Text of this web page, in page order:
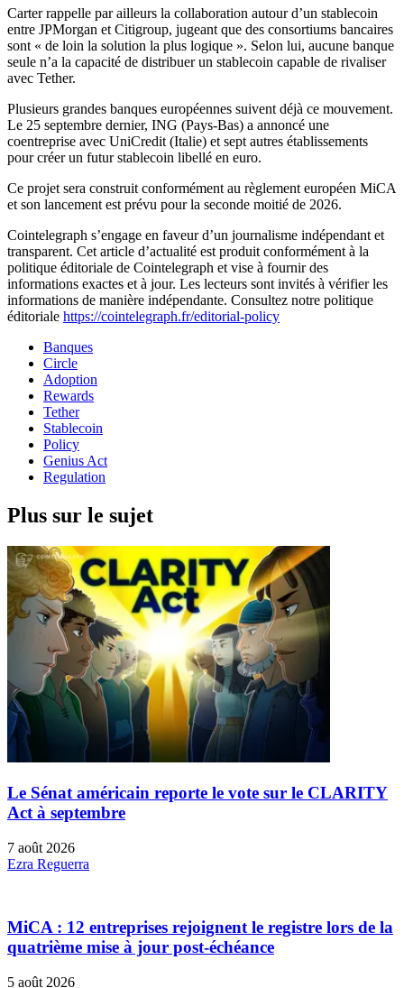
Carter rappelle par ailleurs la collaboration autour d’un stablecoin
entre JPMorgan et Citigroup, jugeant que des consortiums bancaires
sont « de loin la solution la plus logique ». Selon lui, aucune banque
seule n’a la capacité de distribuer un stablecoin capable de rivaliser
avec Tether.
Plusieurs grandes banques européennes suivent déjà ce mouvement.
Le 25 septembre dernier, ING (Pays-Bas) a annoncé une
coentreprise avec UniCredit (Italie) et sept autres établissements
pour créer un futur stablecoin libellé en euro.
Ce projet sera construit conformément au règlement européen MiCA
et son lancement est prévu pour la seconde moitié de 2026.
Cointelegraph s’engage en faveur d’un journalisme indépendant et
transparent. Cet article d’actualité est produit conformément à la
politique éditoriale de Cointelegraph et vise à fournir des
informations exactes et à jour. Les lecteurs sont invités à vérifier les
informations de manière indépendante. Consultez notre politique
éditoriale https://cointelegraph.fr/editorial-policy
Banques
Circle
Adoption
Rewards
Tether
Stablecoin
Policy
Genius Act
Regulation
Plus sur le sujet
Le Sénat américain reporte le vote sur le CLARITY
Act à septembre
7 août 2026
Ezra Reguerra
MiCA : 12 entreprises rejoignent le registre lors de la
quatrième mise à jour post-échéance
5 août 2026